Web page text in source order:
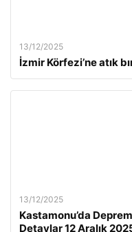
13/12/2025
İzmir Körfezi’ne atık
13/12/2025
Kastamonu’da
Detaylar 12 Aralık